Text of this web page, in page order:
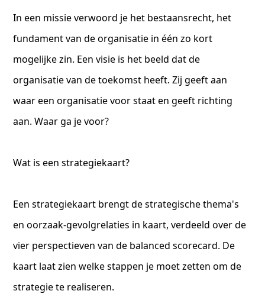
In een missie verwoord je het bestaansrecht, het
fundament van de organisatie in één zo kort
mogelijke zin. Een visie is het beeld dat de
organisatie van de toekomst heeft. Zij geeft aan
waar een organisatie voor staat en geeft richting
aan. Waar ga je voor?
Wat is een strategiekaart?
Een strategiekaart brengt de strategische thema's
en oorzaak-gevolgrelaties in kaart, verdeeld over de
vier perspectieven van de balanced scorecard. De
kaart laat zien welke stappen je moet zetten om de
strategie te realiseren.